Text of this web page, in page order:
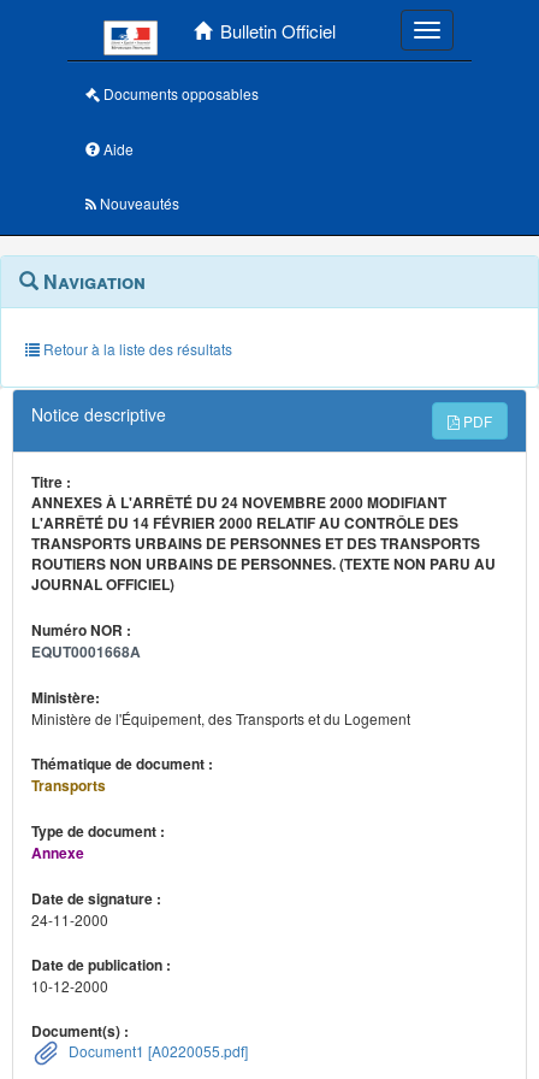
Bulletin Officiel Toggle
Documents opposables
Aide
Nouveautés
Navigation
outils
annexes
Menu
contextuel
Navigation
Retour à la liste des résultats
Notice descriptive PDF
Titre :
ANNEXES À L'ARRÊTÉ DU 24 NOVEMBRE 2000 MODIFIANT
L'ARRÊTÉ DU 14 FÉVRIER 2000 RELATIF AU CONTRÔLE DES
TRANSPORTS URBAINS DE PERSONNES ET DES TRANSPORTS
ROUTIERS NON URBAINS DE PERSONNES. (TEXTE NON PARU AU
JOURNAL OFFICIEL)
Numéro NOR :
EQUT0001668A
Ministère:
Ministère de l'Équipement, des Transports et du Logement
Thématique de document :
Transports
Type de document :
Annexe
Date de signature :
24-11-2000
Date de publication :
10-12-2000
Document(s) :
Document1 [A0220055.pdf]